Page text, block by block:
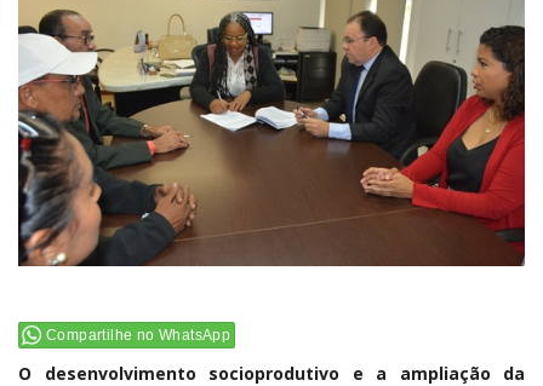
Compartilhe no WhatsApp
O desenvolvimento socioprodutivo e a ampliação da